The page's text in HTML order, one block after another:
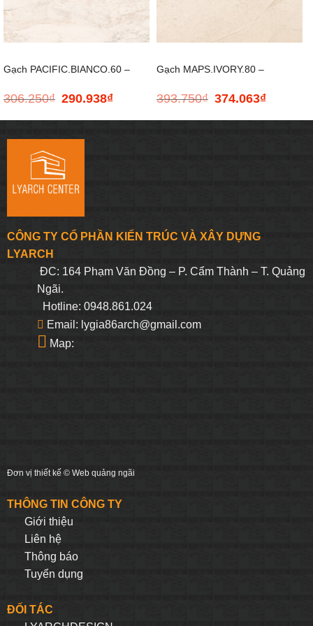
Gạch PACIFIC.BIANCO.60 –
306.250₫ Giá
306.250₫.
290.938₫Giá
Gạch MAPS.IVORY.80 –
393.750₫ Giá
374.063₫Giá
CÔNG TY CỔ PHẦN KIẾN TRÚC VÀ XÂY DỰNG
LYARCH
ĐC: 164 Phạm Văn Đồng – P. Cẩm Thành – T. Quảng
Ngãi.
Hotline: 0948.861.024
Email: lygia86arch@gmail.com
Map:
Đơn vị thiết kế © Web quảng ngãi
THÔNG TIN CÔNG TY
Giới thiệu
Liên hệ
Thông báo
Tuyển dụng
ĐỐI TÁC